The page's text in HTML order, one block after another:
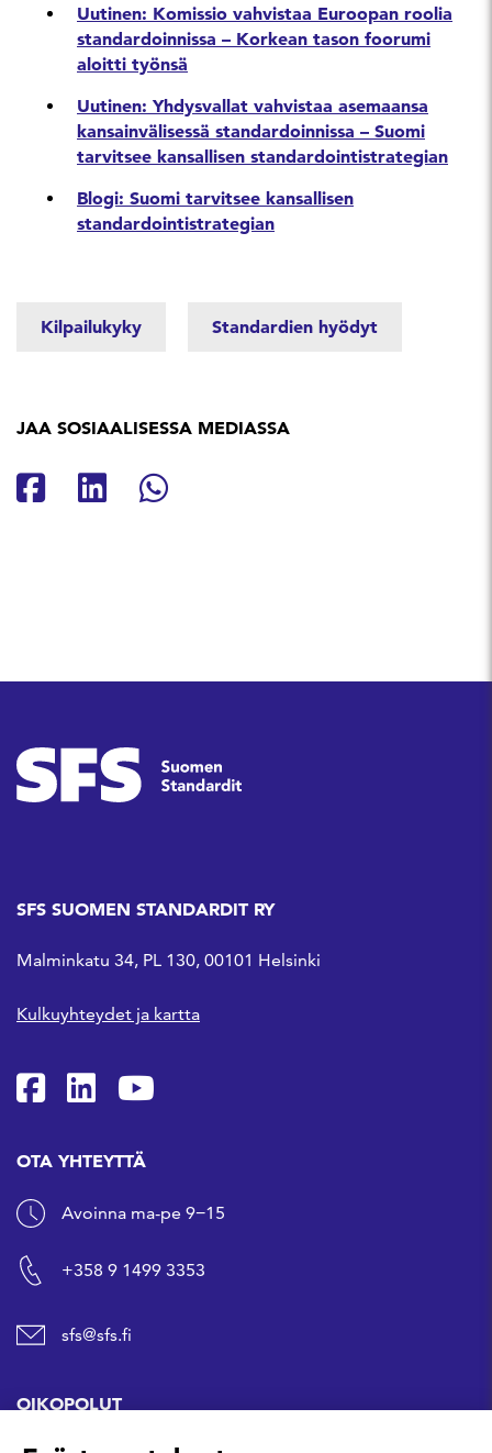
Uutinen: Komissio vahvistaa Euroopan roolia
standardoinnissa – Korkean tason foorumi
aloitti työnsä
Uutinen: Yhdysvallat vahvistaa asemaansa
kansainvälisessä standardoinnissa – Suomi
tarvitsee kansallisen standardointistrategian
Blogi: Suomi tarvitsee kansallisen
standardointistrategian
Kilpailukyky Standardien hyödyt
JAA SOSIAALISESSA MEDIASSA
Jaa Facebookissa
Jaa Linkedinissä
Jaa Whatsappissa
SFS SUOMEN STANDARDIT RY
Malminkatu 34, PL 130, 00101 Helsinki
Kulkuyhteydet ja kartta
SFS Facebookissa
SFS Linkedinissä
SFS Youtubessa
OTA YHTEYTTÄ
Avoinna ma-pe 9−15
+358 9 1499 3353
sfs@sfs.fi
OIKOPOLUT